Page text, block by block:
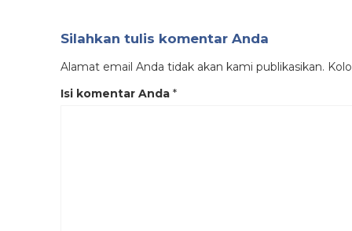
Silahkan tulis komentar Anda
Alamat email Anda tidak akan kami publikasikan.
Isi komentar Anda *